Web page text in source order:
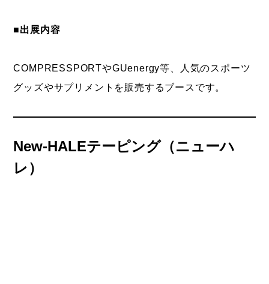
■出展内容
COMPRESSPORTやGUenergy等、人気のスポーツ
グッズやサプリメントを販売するブースです。
New-HALEテーピング（ニューハ
レ）